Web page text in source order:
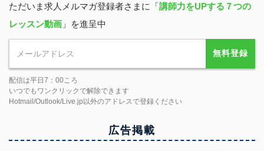
ただいま求人メルマガ登録者さまに「講師力をUPする７つの
レッスン動画 」を進呈中
無料登録
配信は平日7：00ころ
いつでもワンクリックで解除できます
Hotmail/Outlook/Live.jp以外のアドレスで登録ください
広告掲載